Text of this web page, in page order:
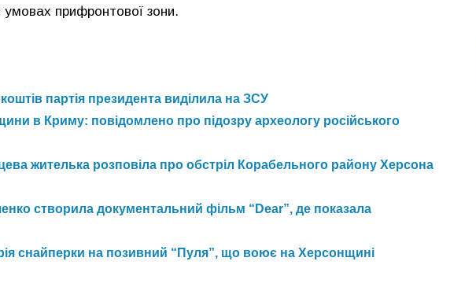
умовах прифронтової зони.
партія президента виділила на ЗСУ
в Криму: повідомлено про підозру археологу російського
жителька розповіла про обстріл Корабельного району Херсона
створила документальний фільм “Dear”, де показала
снайперки на позивний “Пуля”, що воює на Херсонщині